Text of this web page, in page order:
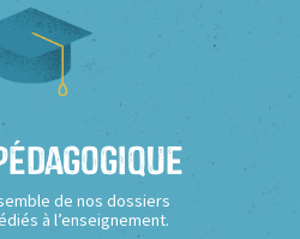
de nos dossiers
à l’enseignement.